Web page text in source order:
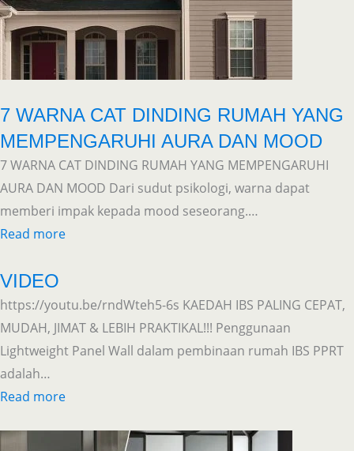
7 WARNA CAT DINDING RUMAH YANG
MEMPENGARUHI AURA DAN MOOD
7 WARNA CAT DINDING RUMAH YANG MEMPENGARUHI
AURA DAN MOOD Dari sudut psikologi, warna dapat
memberi impak kepada mood seseorang.…
Read more
VIDEO
https://youtu.be/rndWteh5-6s KAEDAH IBS PALING CEPAT,
MUDAH, JIMAT & LEBIH PRAKTIKAL!!! Penggunaan
Lightweight Panel Wall dalam pembinaan rumah IBS PPRT
adalah…
Read more